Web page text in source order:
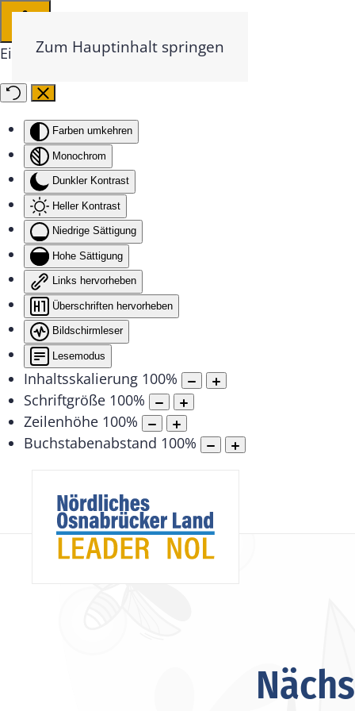
Eingabehilfen öffnen
Farben umkehren
Monochrom
Dunkler Kontrast
Heller Kontrast
Niedrige Sättigung
Hohe Sättigung
Links hervorheben
Überschriften hervorheben
Bildschirmleser
Lesemodus
Inhaltsskalierung 100%
Schriftgröße 100%
Zeilenhöhe 100%
Buchstabenabstand 100%
Zum Hauptinhalt springen